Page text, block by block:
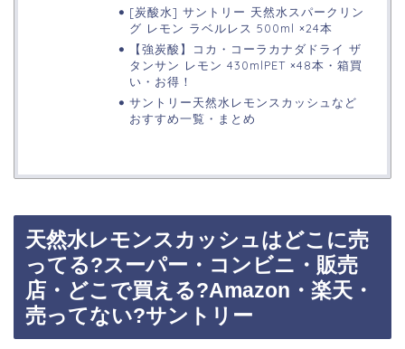
[炭酸水] サントリー 天然水スパークリン
グ レモン ラベルレス 500ml ×24本
【強炭酸】コカ・コーラカナダドライ ザ
タンサン レモン 430mlPET ×48本・箱買
い・お得！
サントリー天然水レモンスカッシュなど
おすすめ一覧・まとめ
天然水レモンスカッシュはどこに売
ってる?スーパー・コンビニ・販売
店・どこで買える?Amazon・楽天・
売ってない?サントリー